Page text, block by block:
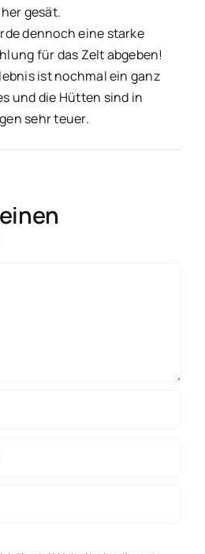
gesät.
dennoch eine starke
für das Zelt abgeben!
ist nochmal ein ganz
und die Hütten sind in
sehr teuer.